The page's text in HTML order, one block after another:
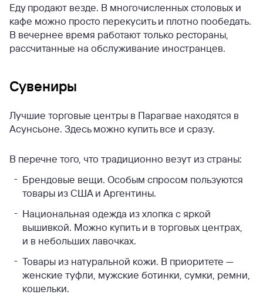
Еду продают везде. В многочисленных столовых и
кафе можно просто перекусить и плотно пообедать.
В вечернее время работают только рестораны,
рассчитанные на обслуживание иностранцев.
Сувениры
Лучшие торговые центры в Парагвае находятся в
Асунсьоне. Здесь можно купить все и сразу.
В перечне того, что традиционно везут из страны:
Брендовые вещи. Особым спросом пользуются
товары из США и Аргентины.
Национальная одежда из хлопка с яркой
вышивкой. Можно купить и в торговых центрах,
и в небольших лавочках.
Товары из натуральной кожи. В приоритете —
женские туфли, мужские ботинки, сумки, ремни,
кошельки.